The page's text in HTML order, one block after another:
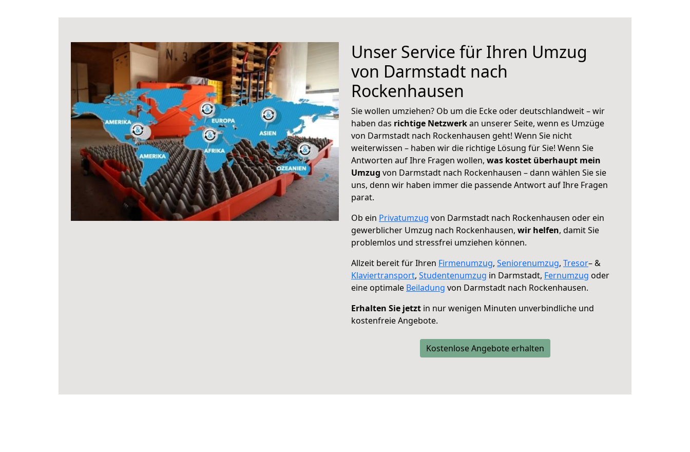
Unser Service für Ihren Umzug
von Darmstadt nach
Rockenhausen
Sie wollen umziehen? Ob um die Ecke oder deutschlandweit – wir
haben das richtige Netzwerkan unserer Seite, wenn es Umzüge
von Darmstadt nach Rockenhausen geht! Wenn Sie nicht
weiterwissen – haben wir die richtige Lösung für Sie! Wenn Sie
Antworten auf Ihre Fragen wollen, was kostet überhaupt mein
Umzug von Darmstadt nach Rockenhausen – dann wählen Sie sie
uns, denn wir haben immer die passende Antwort auf Ihre Fragen
parat.
Ob ein Privatumzug von Darmstadt nach Rockenhausen oder ein
gewerblicher Umzug nach Rockenhausen, wir helfen, damit Sie
problemlos und stressfrei umziehen können.
Allzeit bereit für Ihren Firmenumzug, Seniorenumzug, Tresor– &
Klaviertransport, Studentenumzug in Darmstadt, Fernumzug oder
eine optimale Beiladung von Darmstadt nach Rockenhausen.
Erhalten Sie jetzt in nur wenigen Minuten unverbindliche und
kostenfreie Angebote.
Kostenlose Angebote erhalten